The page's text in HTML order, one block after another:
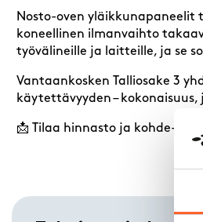
Nosto-oven yläikkunapaneelit
koneellinen ilmanvaihto
työvälineille ja laitteille, ja se
Vantaankosken Talliosake 3
käytettävyyden –
📩 Tilaa hinnasto ja kohde-